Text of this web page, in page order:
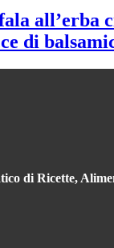
all’erba
di
di Ricette,